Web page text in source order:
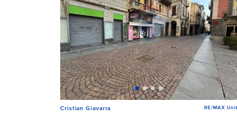
Cristian Giavarra RE/MAX Unit